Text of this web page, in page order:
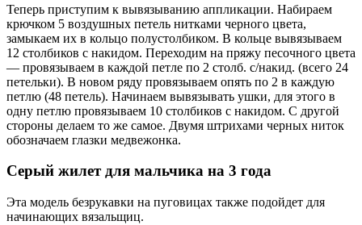
Теперь приступим к вывязыванию аппликации. Набираем
крючком 5 воздушных петель нитками черного цвета,
замыкаем их в кольцо полустолбиком. В кольце вывязываем
12 столбиков с накидом. Переходим на пряжу песочного цвета
— провязываем в каждой петле по 2 столб. с/накид. (всего 24
петельки). В новом ряду провязываем опять по 2 в каждую
петлю (48 петель). Начинаем вывязывать ушки, для этого в
одну петлю провязываем 10 столбиков с накидом. С другой
стороны делаем то же самое. Двумя штрихами черных ниток
обозначаем глазки медвежонка.
Серый жилет для мальчика на 3 года
Эта модель безрукавки на пуговицах также подойдет для
начинающих вязальщиц.